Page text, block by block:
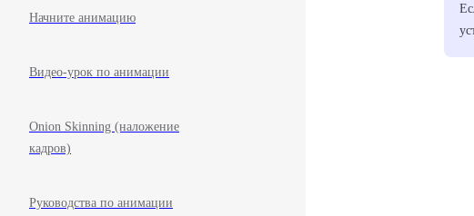
Начните анимацию
Видео-урок по анимации
Onion Skinning (наложение
кадров)
Руководства по анимации